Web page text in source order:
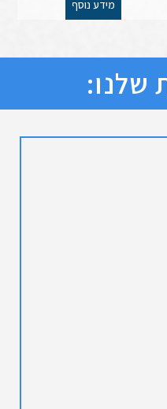
מידע נוסף
שלנו: